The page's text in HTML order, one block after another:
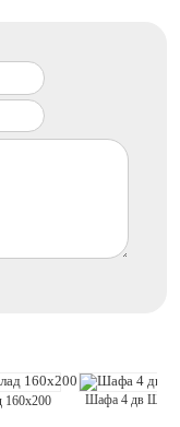
160х200 Шафа 4 дв